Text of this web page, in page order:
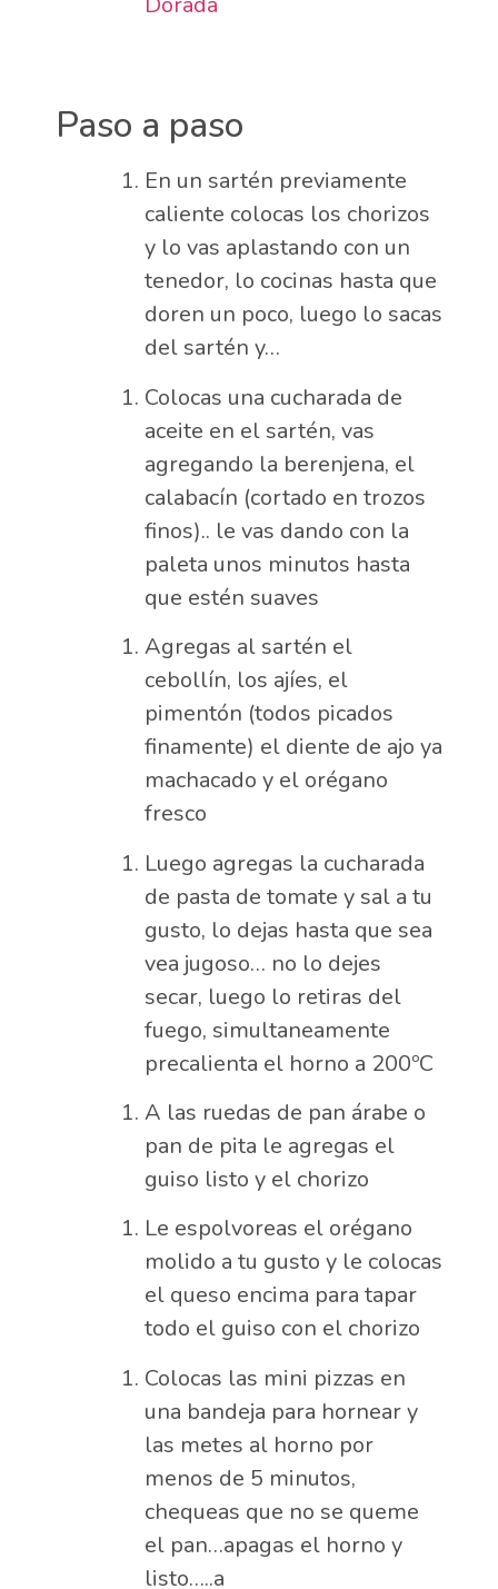
Paso a paso
En un sartén previamente
caliente colocas los chorizos
y lo vas aplastando con un
tenedor, lo cocinas hasta que
doren un poco, luego lo sacas
del sartén y…
Colocas una cucharada de
aceite en el sartén, vas
agregando la berenjena, el
calabacín (cortado en trozos
finos).. le vas dando con la
paleta unos minutos hasta
que estén suaves
Agregas al sartén el
cebollín, los ajíes, el
pimentón (todos picados
finamente) el diente de ajo ya
machacado y el orégano
fresco
Luego agregas la cucharada
de pasta de tomate y sal a tu
gusto, lo dejas hasta que sea
vea jugoso… no lo dejes
secar, luego lo retiras del
fuego, simultaneamente
precalienta el horno a 200ºC
A las ruedas de pan árabe o
pan de pita le agregas el
guiso listo y el chorizo
Le espolvoreas el orégano
molido a tu gusto y le colocas
el queso encima para tapar
todo el guiso con el chorizo
Colocas las mini pizzas en
una bandeja para hornear y
las metes al horno por
menos de 5 minutos,
chequeas que no se queme
el pan…apagas el horno y
listo…..a